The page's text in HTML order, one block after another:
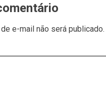
e-mail não será publicado.